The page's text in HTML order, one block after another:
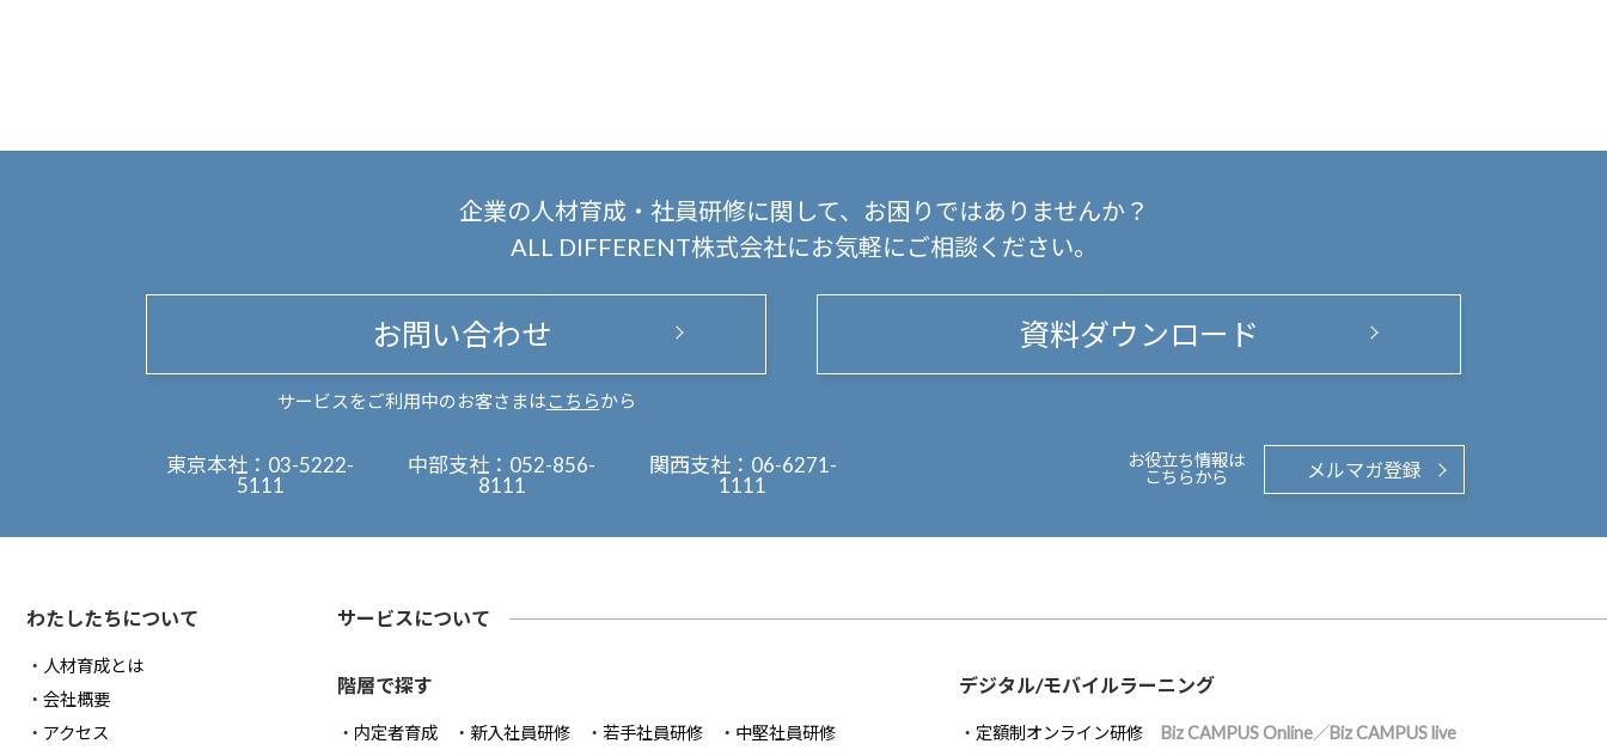
企業の人材育成・社員研修に関して、
お困りではありませんか？
ALL DIFFERENT株式会社にお気軽にご相談ください。
お問い合わせ
サービスをご利用中のお客さまは こちらから
資料ダウンロード
東京本社： 03-5222-
5111
中部支社： 052-856-
8111
関西支社： 06-6271-
1111
お役立ち情報は
こちらから
メルマガ登録
わたしたちについて
人材育成とは
会社概要
アクセス
サービスについて
階層で探す
内定者育成 新入社員研修 若手社員研修
中堅社員研修
デジタル/モバイルラーニング
定額制オンライン研修
Biz CAMPUS Online／Biz CAMPUS live